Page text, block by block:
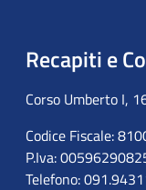
Recapiti e
Corso Umberto I,
Codice Fiscale:
P.Iva:
Telefono: